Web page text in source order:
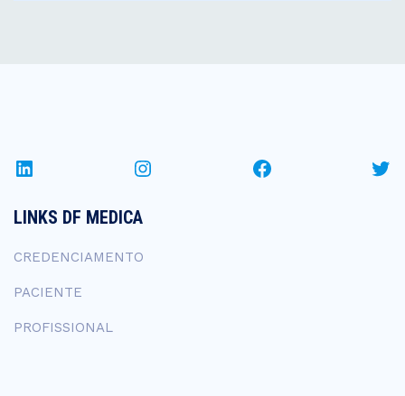
LinkedIn Instagram Facebook
LINKS DF MEDICA
CREDENCIAMENTO
PACIENTE
PROFISSIONAL